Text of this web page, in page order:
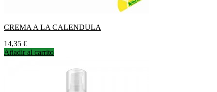
CREMA A LA CALENDULA
Precio
14,35 €
Añadir al carrito